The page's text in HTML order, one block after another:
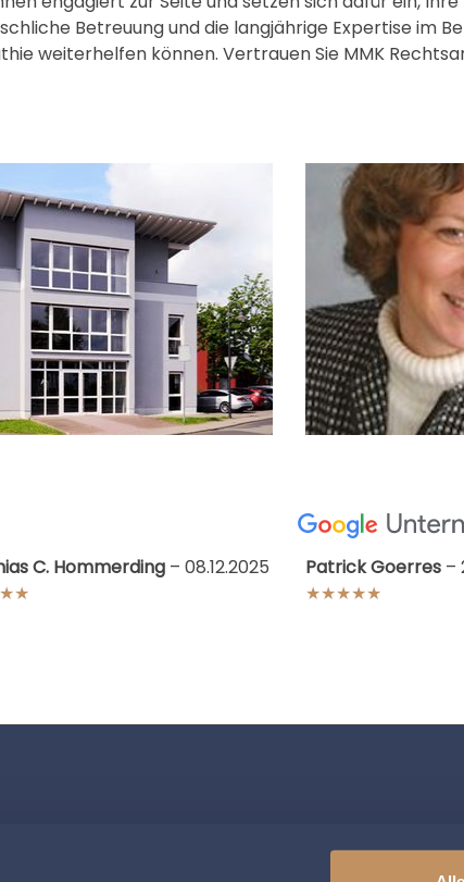
Betreuung und die langjährige Expertise im
weiterhelfen können. Vertrauen Sie MMK
C. Hommerding – 08.12.2025
Patrick Goerres–
★★★★★